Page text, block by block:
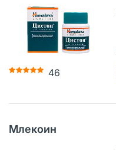
46
Млекоин